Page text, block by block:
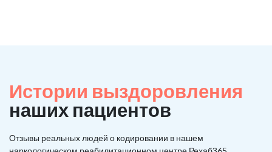
Истории выздоровления
наших пациентов
Отзывы реальных людей о кодировании в нашем